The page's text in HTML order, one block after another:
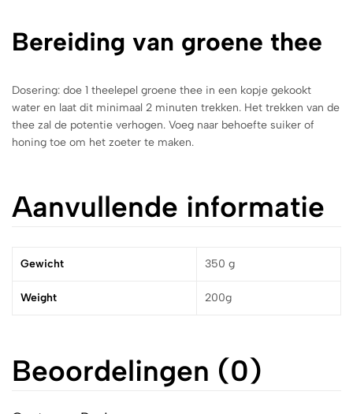
Bereiding van groene thee
Dosering: doe 1 theelepel groene thee in een kopje gekookt
water en laat dit minimaal 2 minuten trekken. Het trekken van de
thee zal de potentie verhogen. Voeg naar behoefte suiker of
honing toe om het zoeter te maken.
Aanvullende informatie
Gewicht 350 g
Weight 200g
Beoordelingen (0)